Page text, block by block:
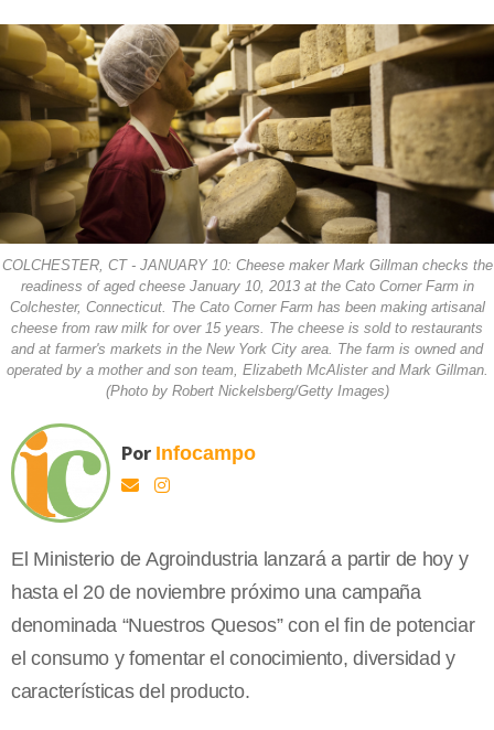
COLCHESTER, CT - JANUARY 10: Cheese maker Mark Gillman checks the
readiness of aged cheese January 10, 2013 at the Cato Corner Farm in
Colchester, Connecticut. The Cato Corner Farm has been making artisanal
cheese from raw milk for over 15 years. The cheese is sold to restaurants
and at farmer's markets in the New York City area. The farm is owned and
operated by a mother and son team, Elizabeth McAlister and Mark Gillman.
(Photo by Robert Nickelsberg/Getty Images)
Por Infocampo
El Ministerio de Agroindustria lanzará a partir de hoy y
hasta el 20 de noviembre próximo una campaña
denominada “Nuestros Quesos” con el fin de potenciar
el consumo y fomentar el conocimiento, diversidad y
características del producto.